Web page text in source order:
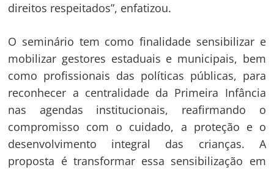
direitos respeitados”, enfatizou.
O seminário tem como finalidade sensibilizar e
mobilizar gestores estaduais e municipais, bem
como profissionais das políticas públicas, para
reconhecer a centralidade da Primeira Infância
nas agendas institucionais, reafirmando o
compromisso com o cuidado, a proteção e o
desenvolvimento integral das crianças. A
proposta é transformar essa sensibilização em